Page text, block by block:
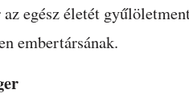
egész életét
embertársának.